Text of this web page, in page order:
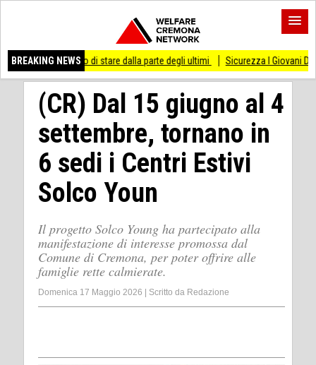
BREAKING NEWS
di stare dalla parte degli ultimi Sicurezza I Giovani Democratici
(CR) Dal 15 giugno al 4
settembre, tornano in
6 sedi i Centri Estivi
Solco Youn
Il progetto Solco Young ha partecipato alla
manifestazione di interesse promossa dal
Comune di Cremona, per poter offrire alle
famiglie rette calmierate.
Domenica 17 Maggio 2026 Scritto da Redazione